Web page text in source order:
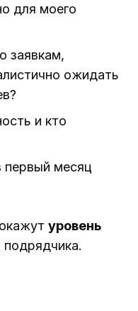
для моего
заявкам,
ожидать
и кто
первый месяц
уровень
подрядчика.